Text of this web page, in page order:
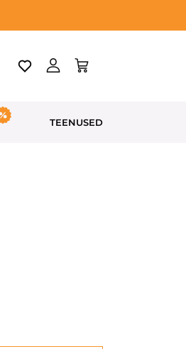
TEENUSED